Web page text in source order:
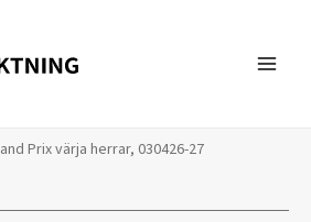
Prix värja herrar, 030426-27